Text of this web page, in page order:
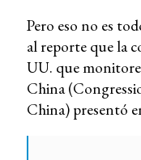
Pero eso no es
al reporte que la
UU. que
China
China) presentó